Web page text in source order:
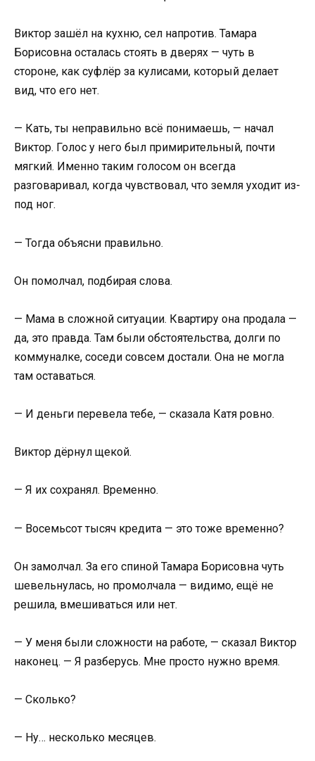
Виктор зашёл на кухню, сел напротив. Тамара
Борисовна осталась стоять в дверях — чуть в
стороне, как суфлёр за кулисами, который делает
вид, что его нет.
— Кать, ты неправильно всё понимаешь, — начал
Виктор. Голос у него был примирительный, почти
мягкий. Именно таким голосом он всегда
разговаривал, когда чувствовал, что земля уходит из-
под ног.
— Тогда объясни правильно.
Он помолчал, подбирая слова.
— Мама в сложной ситуации. Квартиру она продала —
да, это правда. Там были обстоятельства, долги по
коммуналке, соседи совсем достали. Она не могла
там оставаться.
— И деньги перевела тебе, — сказала Катя ровно.
Виктор дёрнул щекой.
— Я их сохранял. Временно.
— Восемьсот тысяч кредита — это тоже временно?
Он замолчал. За его спиной Тамара Борисовна чуть
шевельнулась, но промолчала — видимо, ещё не
решила, вмешиваться или нет.
— У меня были сложности на работе, — сказал Виктор
наконец. — Я разберусь. Мне просто нужно время.
— Сколько?
— Ну… несколько месяцев.